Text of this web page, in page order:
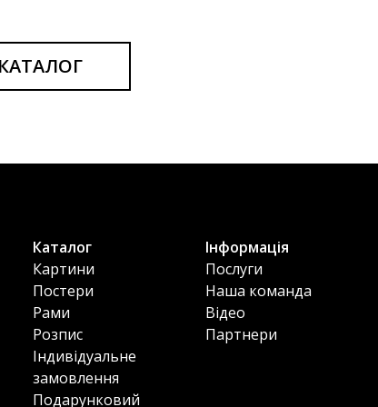
Каталог
Картини
Постери
Рами
Розпис
Індивідуальне
замовлення
Подарунковий
Інформація
Послуги
Наша команда
Відео
Партнери